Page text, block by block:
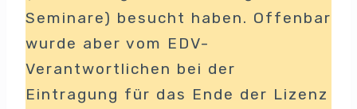
Seminare) besucht haben. Offenbar
wurde aber vom EDV-
Verantwortlichen bei der
Eintragung für das Ende der Lizenz